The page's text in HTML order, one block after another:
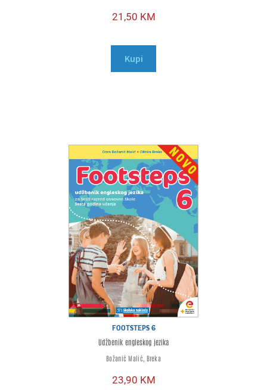
21,50 KM
Kupi
FOOTSTEPS 6
Udžbenik engleskog jezika
Božanić Malić, Breka
23,90 KM